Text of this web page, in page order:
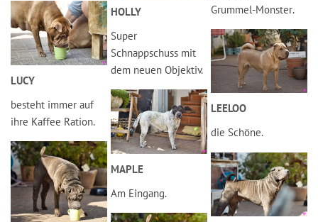
LUCY
besteht immer auf
ihre Kaffee Ration.
HOLLY
Super
Schnappschuss mit
dem neuen Objektiv.
MAPLE
Am Eingang.
Grummel-Monster.
LEELOO
die Schöne.